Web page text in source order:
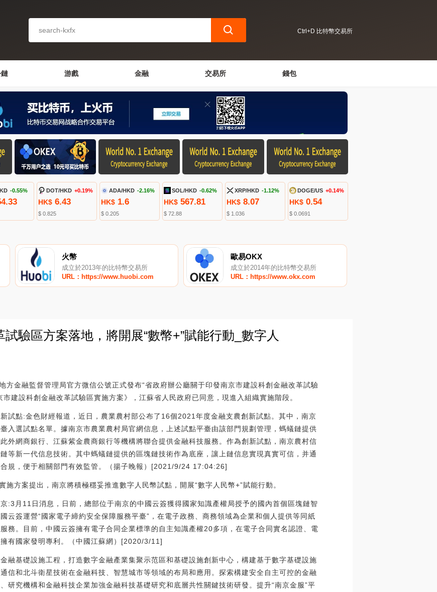
Ctrl+D 比特幣交易所
游戲 金融 交易所 錢包
-0.55% DOT/HKD +0.19%
HK$6.43
$ 0.825
ADA/HKD -2.16%
HK$1.6
$ 0.205
SOL/HKD -0.62%
HK$ 567.81
$ 72.88
XRP/HKD -1.12%
HK$ 8.07
$ 1.036
DOGE/US +0.14%
HK$ 0.54
$ 0.0691
火幣
成立於2013年的比特幣交易所
URL：https://www.huobi.com
歐易OKX
成立於2014年的比特幣交易所
URL：https://www.okx.com
驗區方案落地，將開展“數幣+”賦能行動_數字人
方金融監督管理局官方微信公號正式發布“省政府辦公廳關于印發南京市建設科創金融改革試驗
建設科創金融改革試驗區實施方案》，江蘇省人民政府已同意，現進入組織實施階段。
試點:金色財經報道，近日，農業農村部公布了16個2021年度金融支農創新試點。其中，南京
入選試點名單。據南京市農業農村局官網信息，上述試點平臺由該部門規劃管理，螞蟻鏈提供
外網商銀行、江蘇紫金農商銀行等機構將聯合提供金融科技服務。作為創新試點，南京農村信
等新一代信息技術。其中螞蟻鏈提供的區塊鏈技術作為底座，讓上鏈信息實現真實可信，并通
規，便于相關部門有效監管。（揚子晚報）[2021/9/24 17:04:26]
施方案提出，南京將積極穩妥推進數字人民幣試點，開展“數字人民幣+”賦能行動。
:3月11日消息，日前，總部位于南京的中國云簽獲得國家知識產權局授予的國內首個區塊鏈智
云簽運營“國家電子締約安全保障服務平臺”，在電子政務、商務領域為企業和個人提供等同紙
務。目前，中國云簽擁有電子合同企業標準的自主知識產權20多項，在電子合同實名認證、電
有國家發明專利。（中國江蘇網）[2020/3/11]
融基礎設施工程，打造數字金融產業集聚示范區和基礎設施創新中心，構建基于數字基礎設施
信和北斗衛星技術在金融科技、智慧城市等領域的布局和應用。探索構建安全自主可控的金融
研究機構和金融科技企業加強金融科技基礎研究和底層共性關鍵技術研發。提升“南京金服”平